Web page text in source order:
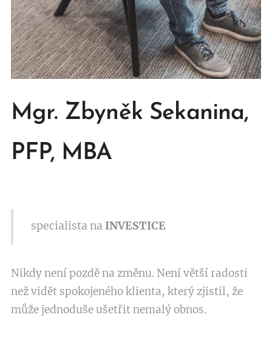
Mgr. Zbyněk Sekanina,
PFP, MBA
specialista na INVESTICE
Nikdy není pozdě na změnu. Není větší radosti
než vidět spokojeného klienta, který zjistil, že
může jednoduše ušetřit nemalý obnos.